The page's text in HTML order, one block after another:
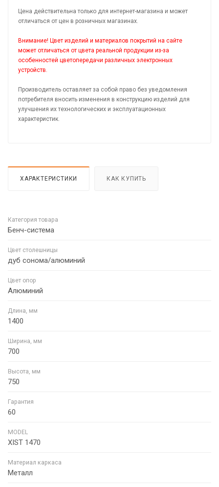
Цена действительна только для интернет-магазина и может
отличаться от цен в розничных магазинах.
Внимание! Цвет изделий и материалов покрытий на сайте
может отличаться от цвета реальной продукции из-за
особенностей цветопередачи различных электронных
устройств.
Производитель оставляет за собой право без уведомления
потребителя вносить изменения в конструкцию изделий для
улучшения их технологических и эксплуатационных
характеристик.
ХАРАКТЕРИСТИКИ КАК КУПИТЬ
Категория товара
Бенч-система
Цвет столешницы
дуб сонома/алюминий
Цвет опор
Алюминий
Длина, мм
1400
Ширина, мм
700
Высота, мм
750
Гарантия
60
MODEL
XIST 1470
Материал каркаса
Металл